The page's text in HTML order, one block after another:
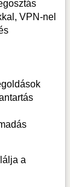
VPN-nel
a